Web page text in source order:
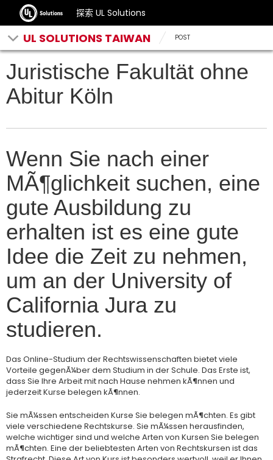
探索 UL Solutions
UL SOLUTIONS TAIWAN POST
Juristische Fakultät ohne
Abitur Köln
Wenn Sie nach einer
MÃ¶glichkeit suchen, eine
gute Ausbildung zu
erhalten ist es eine gute
Idee die Zeit zu nehmen,
um an der University of
California Jura zu
studieren.
Das Online-Studium der Rechtswissenschaften bietet viele
Vorteile gegenÃ¼ber dem Studium in der Schule. Das Erste ist,
dass Sie Ihre Arbeit mit nach Hause nehmen kÃ¶nnen und
jederzeit Kurse belegen kÃ¶nnen.
Sie mÃ¼ssen entscheiden Kurse Sie belegen mÃ¶chten. Es gibt
viele verschiedene Rechtskurse. Sie mÃ¼ssen herausfinden,
welche wichtiger sind und welche Arten von Kursen Sie belegen
mÃ¶chten. Eine der beliebtesten Arten von Rechtskursen ist das